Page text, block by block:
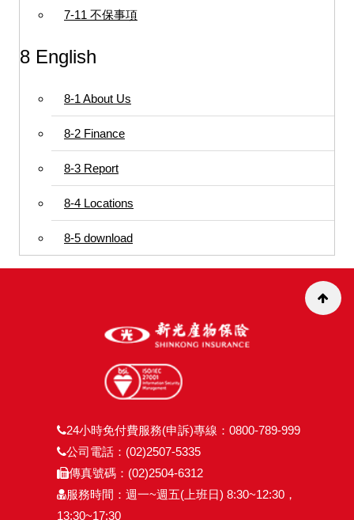
7-11 不保事項
8 English
8-1 About Us
8-2 Finance
8-3 Report
8-4 Locations
8-5 download
24小時免付費服務(申訴)專線：0800-789-999
公司電話：(02)2507-5335
傳真號碼：(02)2504-6312
服務時間：週一~週五(上班日) 8:30~12:30，
13:30~17:30